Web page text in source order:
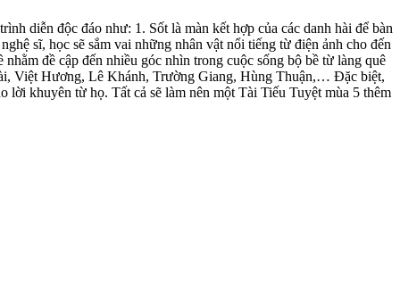
diễn độc đáo như: 1. Sốt là màn kết hợp của các danh hài để bàn
sĩ, học sẽ sắm vai những nhân vật nổi tiếng từ điện ảnh cho đến
đề cập đến nhiều góc nhìn trong cuộc sống bộ bề từ làng quê
Việt Hương, Lê Khánh, Trường Giang, Hùng Thuận,… Đặc biệt,
khuyên từ họ. Tất cả sẽ làm nên một Tài Tiếu Tuyệt mùa 5 thêm